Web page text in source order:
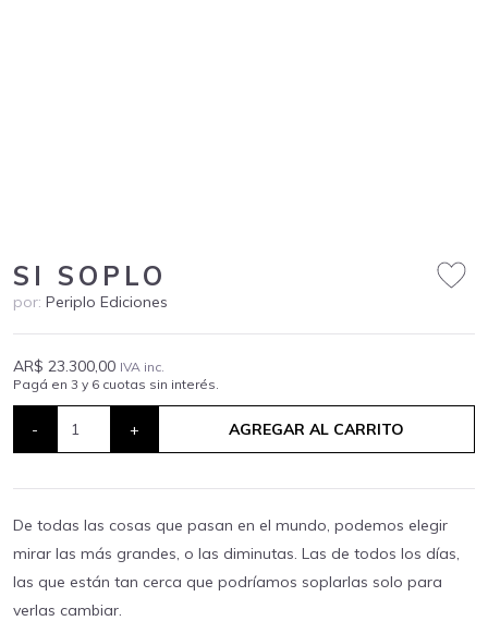
SI SOPLO
por: Periplo Ediciones
AR$ 23.300,00 IVA inc.
Pagá en 3 y 6 cuotas sin interés.
- + AGREGAR AL CARRITO
De todas las cosas que pasan en el mundo, podemos elegir
mirar las más grandes, o las diminutas. Las de todos los días,
las que están tan cerca que podríamos soplarlas solo para
verlas cambiar.